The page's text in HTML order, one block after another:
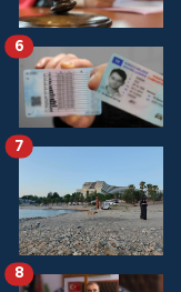
6
7
8